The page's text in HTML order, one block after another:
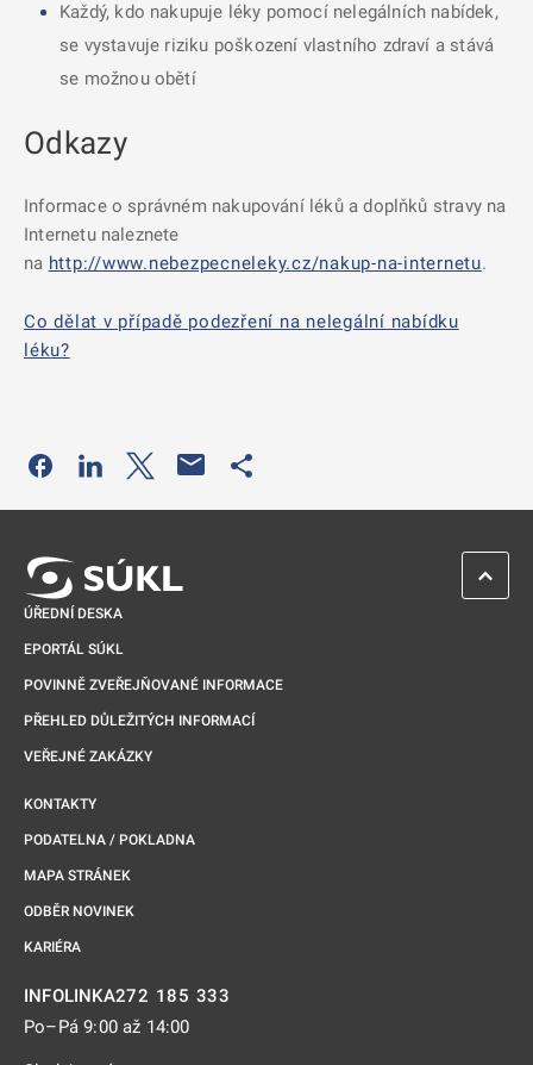
Každý, kdo nakupuje léky pomocí nelegálních nabídek,
se vystavuje riziku poškození vlastního zdraví a stává
se možnou obětí
Odkazy
Informace o správném nakupování léků a doplňků stravy na
Internetu naleznete
na http://www.nebezpecneleky.cz/nakup-na-internetu.
Co dělat v případě podezření na nelegální nabídku
léku?
Odkaz se otevře na nové kartě
Odkaz se otevře na nové kartě
Odkaz se otevře na nové kartě
ÚŘEDNÍ DESKA
EPORTÁL SÚKL
POVINNĚ ZVEŘEJŇOVANÉ INFORMACE
PŘEHLED DŮLEŽITÝCH INFORMACÍ
VEŘEJNÉ ZAKÁZKY
KONTAKTY
PODATELNA / POKLADNA
MAPA STRÁNEK
ODBĚR NOVINEK
KARIÉRA
INFOLINKA272 185 333
Po–Pá 9:00 až 14:00
ZPĚT